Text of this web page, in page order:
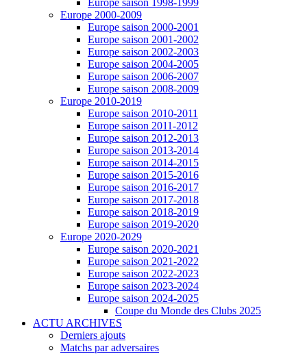
Europe saison 1998-1999
Europe 2000-2009
Europe saison 2000-2001
Europe saison 2001-2002
Europe saison 2002-2003
Europe saison 2004-2005
Europe saison 2006-2007
Europe saison 2008-2009
Europe 2010-2019
Europe saison 2010-2011
Europe saison 2011-2012
Europe saison 2012-2013
Europe saison 2013-2014
Europe saison 2014-2015
Europe saison 2015-2016
Europe saison 2016-2017
Europe saison 2017-2018
Europe saison 2018-2019
Europe saison 2019-2020
Europe 2020-2029
Europe saison 2020-2021
Europe saison 2021-2022
Europe saison 2022-2023
Europe saison 2023-2024
Europe saison 2024-2025
Coupe du Monde des Clubs 2025
ACTU ARCHIVES
Derniers ajouts
Matchs par adversaires